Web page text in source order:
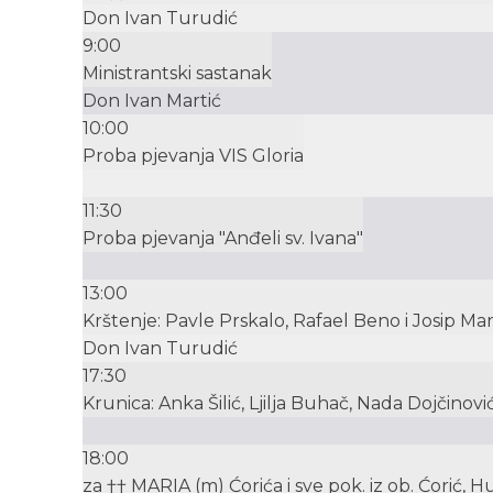
Don Ivan Turudić
9:00
Ministrantski sastanak
Don Ivan Martić
10:00
Proba pjevanja VIS Gloria
11:30
Proba pjevanja "Anđeli sv. Ivana"
13:00
Krštenje: Pavle Prskalo, Rafael Beno i Josip
Don Ivan Turudić
17:30
Krunica: Anka Šilić, Ljilja Buhač, Nada
18:00
za †† MARIA (m) Ćorića i sve pok. iz ob. Ćorić,